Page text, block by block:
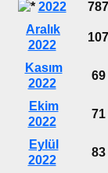
2022 787
Aralık
2022
107
Kasım
2022
69
Ekim
2022
71
Eylül
2022
83